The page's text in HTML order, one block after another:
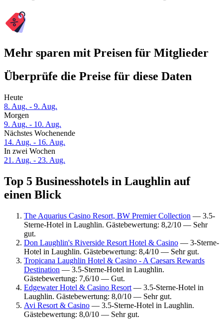
Mehr sparen mit Preisen für Mitglieder
Überprüfe die Preise für diese Daten
Heute
8. Aug. - 9. Aug.
Morgen
9. Aug. - 10. Aug.
Nächstes Wochenende
14. Aug. - 16. Aug.
In zwei Wochen
21. Aug. - 23. Aug.
Top 5 Businesshotels in Laughlin auf
einen Blick
The Aquarius Casino Resort, BW Premier Collection — 3.5-
Sterne-Hotel in Laughlin. Gästebewertung: 8,2/10 — Sehr
gut.
Don Laughlin's Riverside Resort Hotel & Casino — 3-Sterne-
Hotel in Laughlin. Gästebewertung: 8,4/10 — Sehr gut.
Tropicana Laughlin Hotel & Casino - A Caesars Rewards
Destination — 3.5-Sterne-Hotel in Laughlin.
Gästebewertung: 7,6/10 — Gut.
Edgewater Hotel & Casino Resort — 3.5-Sterne-Hotel in
Laughlin. Gästebewertung: 8,0/10 — Sehr gut.
Avi Resort & Casino — 3.5-Sterne-Hotel in Laughlin.
Gästebewertung: 8,0/10 — Sehr gut.